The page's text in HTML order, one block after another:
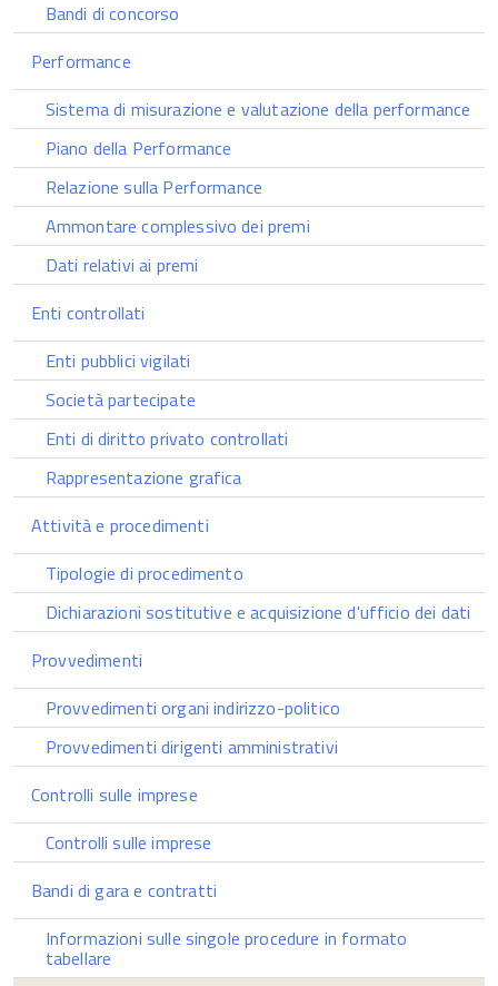
Bandi di concorso
Performance
Sistema di misurazione e valutazione della performance
Piano della Performance
Relazione sulla Performance
Ammontare complessivo dei premi
Dati relativi ai premi
Enti controllati
Enti pubblici vigilati
Società partecipate
Enti di diritto privato controllati
Rappresentazione grafica
Attività e procedimenti
Tipologie di procedimento
Dichiarazioni sostitutive e acquisizione d'ufficio dei dati
Provvedimenti
Provvedimenti organi indirizzo-politico
Provvedimenti dirigenti amministrativi
Controlli sulle imprese
Controlli sulle imprese
Bandi di gara e contratti
Informazioni sulle singole procedure in formato
tabellare